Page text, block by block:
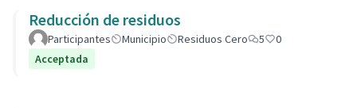
Reducción de residuos
Participantes Municipio Residuos Cero 5
0
Acceptada